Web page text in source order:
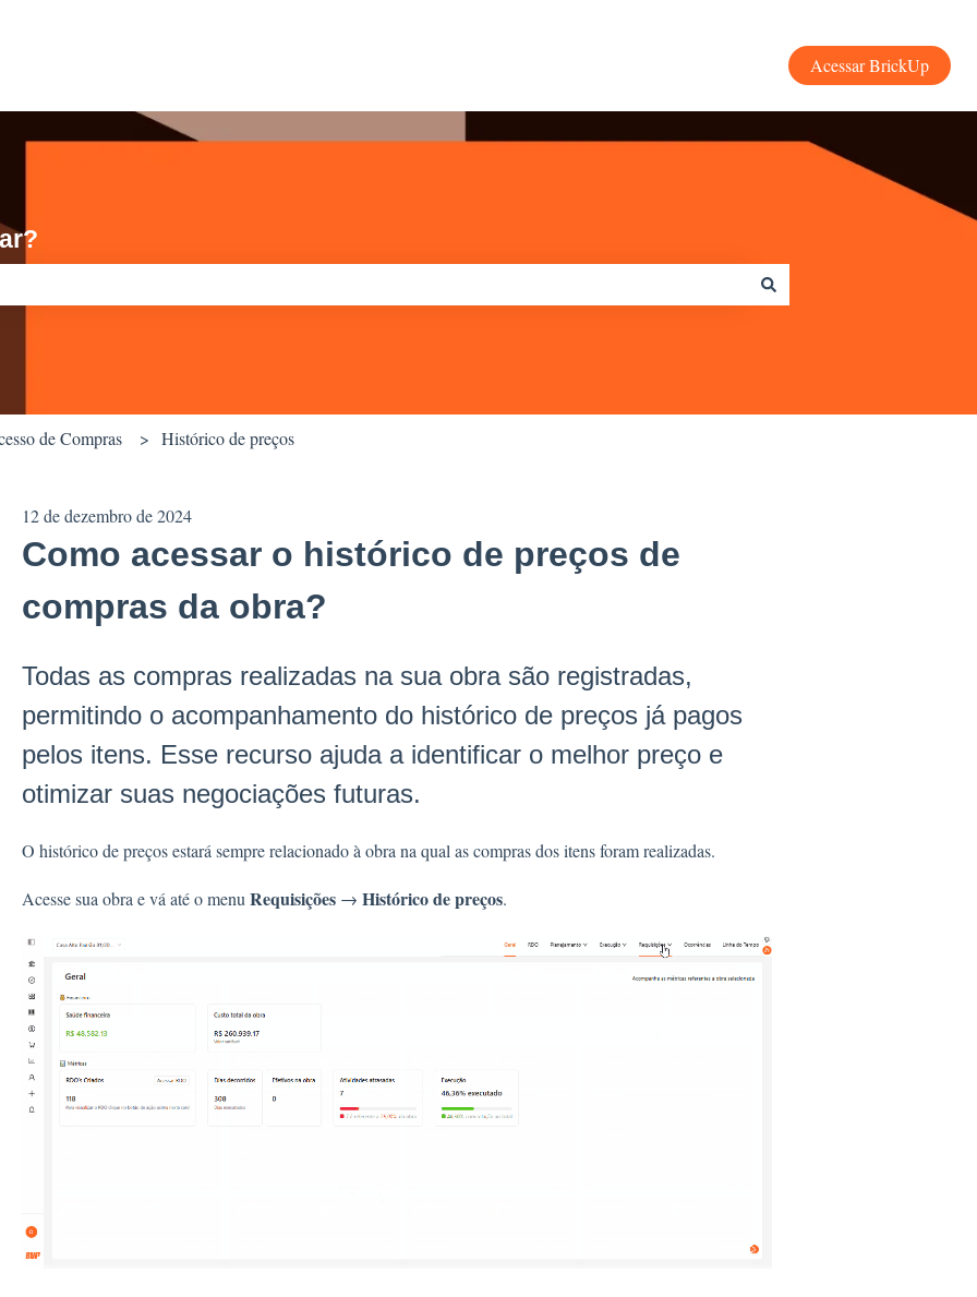
Acessar BrickUp
de Compras Histórico de preços
12 de dezembro de 2024
Como acessar o histórico de preços de
compras da obra?
Todas as compras realizadas na sua obra são registradas,
permitindo o acompanhamento do histórico de preços já pagos
pelos itens. Esse recurso ajuda a identificar o melhor preço e
otimizar suas negociações futuras.
O histórico de preços estará sempre relacionado à obra na qual as compras dos itens foram realizadas.
Acesse sua obra e vá até o menu Requisições→ Histórico de preços.